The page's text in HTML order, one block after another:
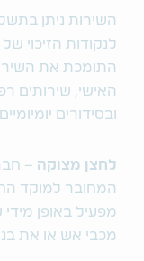
השירות ניתן
לנקודות הזיכוי
התומכת את
האישי, שירותים
ובסידורים
לחצן מצוקה –
המחובר למוקד
מפעיל באופן
מכבי אש או את